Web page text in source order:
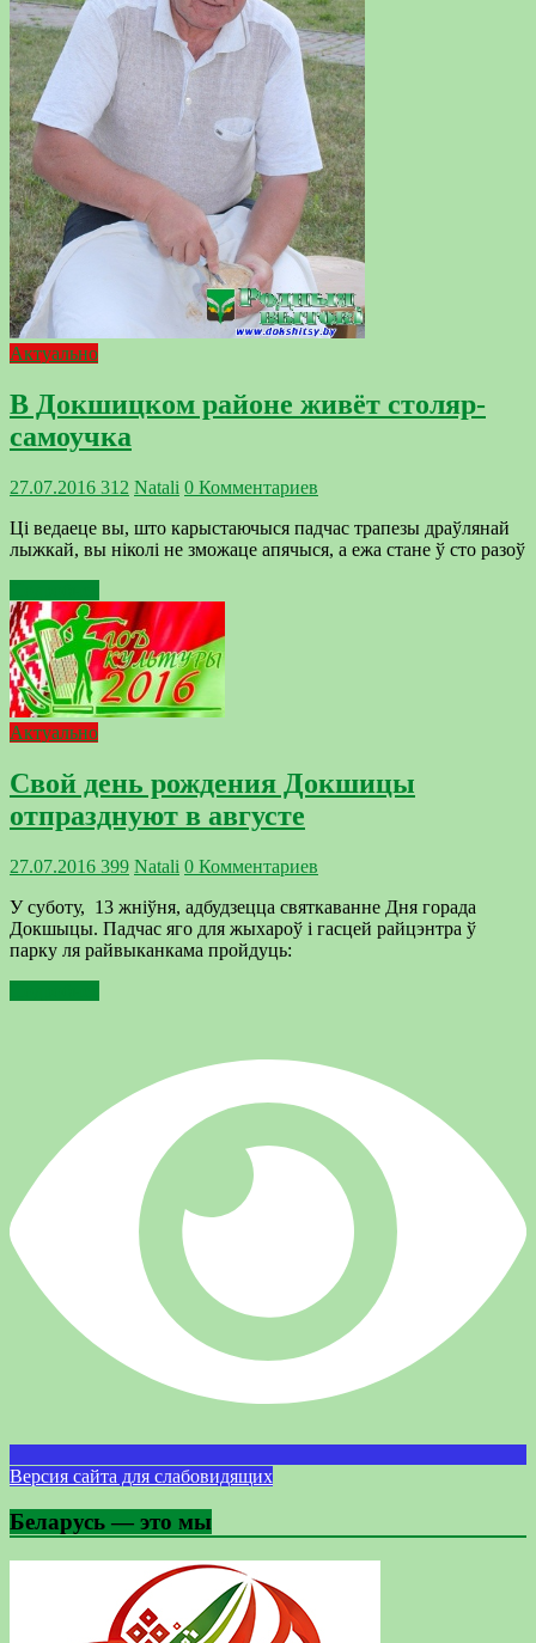
Актуально
В Докшицком районе живёт столяр-
самоучка
27.07.2016 312 Natali 0 Комментариев
Ці ведаеце вы, што карыстаючыся падчас трапезы драўлянай
лыжкай, вы ніколі не зможаце апячыся, а ежа стане ў сто разоў
Актуально
Свой день рождения Докшицы
отпразднуют в августе
27.07.2016 399 Natali 0 Комментариев
У суботу, 13 жніўня, адбудзецца святкаванне Дня горада
Докшыцы. Падчас яго для жыхароў і гасцей райцэнтра ў
парку ля райвыканкама пройдуць:
Версия сайта для слабовидящих
Беларусь — это мы